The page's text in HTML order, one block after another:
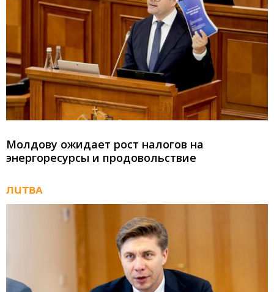
Молдову ожидает рост налогов на
энергоресурсы и продовольствие
ЛИТВА